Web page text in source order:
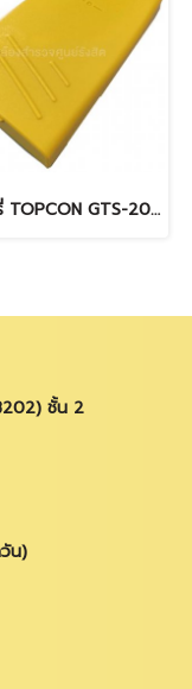
แบตเตอรี่ TOPCON GTS-200, 300 Series
ชั้น 2
น)